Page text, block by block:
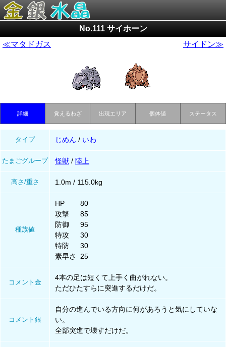
No.111 サイホーン
≪マタドガス
サイドン≫
詳細 覚えるわざ 出現エリア 個体値 ステータス
タイプ じめん / いわ
たまごグループ 怪獣 / 陸上
高さ/重さ 1.0m / 115.0kg
種族値
HP
80
攻撃
85
防御
95
特攻
30
特防
30
素早さ
25
コメント金
4本の足は短くて上手く曲がれない。
ただひたすらに突進するだけだ。
コメント銀
自分の進んでいる方向に何があろうと気にしていな
い。
全部突進で壊すだけだ。